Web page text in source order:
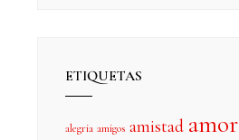
ETIQUETAS
alegria amigos amistad amor